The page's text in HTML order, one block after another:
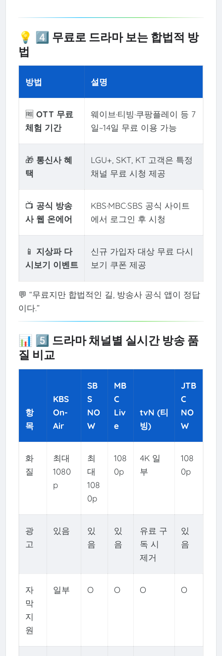
💡 4️⃣ 무료로 드라마 보는 합법적 방
법
방법 설명
🆓 OTT 무료
체험 기간
웨이브·티빙·쿠팡플레이 등 7
일~14일 무료 이용 가능
🎁 통신사 혜
택
LGU+, SKT, KT 고객은 특정
채널 무료 시청 제공
📺 공식 방송
사 웹 온에어
KBS·MBC·SBS 공식 사이트
에서 로그인 후 시청
📱 지상파 다
시보기 이벤트
신규 가입자 대상 무료 다시
보기 쿠폰 제공
💬 “무료지만 합법적인 길, 방송사 공식 앱이 정답
이다.”
📊 5️⃣ 드라마 채널별 실시간 방송 품
질 비교
항
목
KBS
On-
Air
SB
S
NO
W
MB
C
Liv
e
tvN (티
빙)
JTB
C
NO
W
화
질
최대
1080
p
최
대
108
0p
108
0p
4K 일
부
108
0p
광
고
있음
있
음
있
음
유료 구
독 시
제거
있
음
자
막
지
원
일부 O O O O